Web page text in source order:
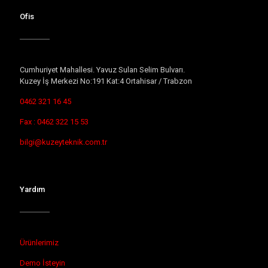
Ofis
Cumhuriyet Mahallesi. Yavuz Sulan Selim Bulvarı.
Kuzey İş Merkezi No:191 Kat:4 Ortahisar / Trabzon
0462 321 16 45
Fax : 0462 322 15 53
bilgi@kuzeyteknik.com.tr
Yardım
Ürünlerimiz
Demo İsteyin